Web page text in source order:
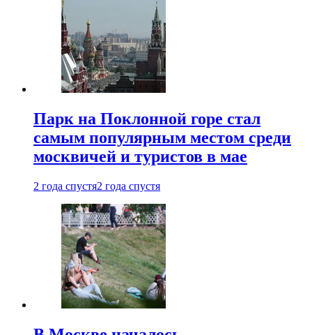
Парк на Поклонной горе стал
самым популярным местом среди
москвичей и туристов в мае
2 года спустя2 года спустя